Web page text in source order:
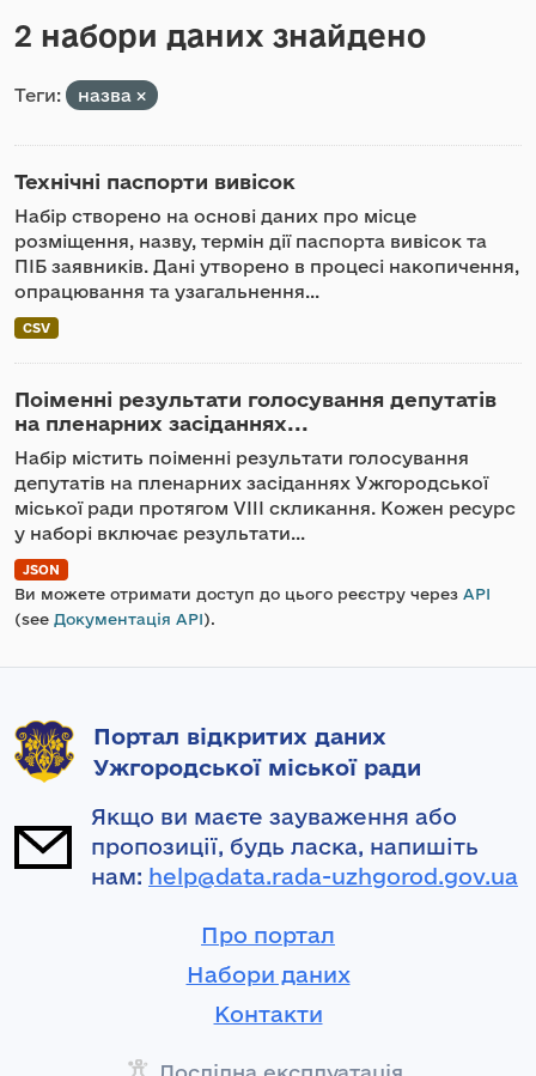
2 набори даних знайдено
Теги: назва
Технічні паспорти вивісок
Набір створено на основі даних про місце
розміщення, назву, термін дії паспорта вивісок та
ПІБ заявників. Дані утворено в процесі накопичення,
опрацювання та узагальнення...
CSV
Поіменні результати голосування депутатів
на пленарних засіданнях...
Набір містить поіменні результати голосування
депутатів на пленарних засіданнях Ужгородської
міської ради протягом VIII скликання. Кожен ресурс
у наборі включає результати...
JSON
Ви можете отримати доступ до цього реєстру через API
(see Документація API).
Портал відкритих даних
Ужгородської міської ради
Якщо ви маєте зауваження або
пропозиції, будь ласка, напишіть
нам: help@data.rada-uzhgorod.gov.ua
Про портал
Набори даних
Контакти